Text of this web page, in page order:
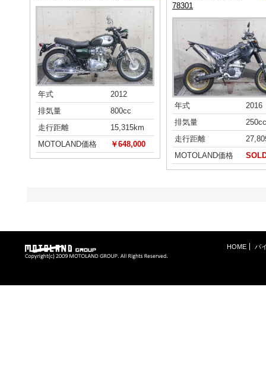
年式
2012
排気量
800cc
走行距離
15,315km
MOTOLAND価格
￥648,000
78301
年式
2016
排気量
250cc
走行距離
MOTOLAND価格
HOME バ